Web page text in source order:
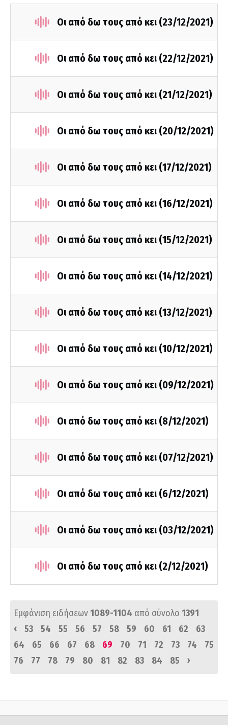
Οι από δω τους από κει (23/12/2021)
Οι από δω τους από κει (22/12/2021)
Οι από δω τους από κει (21/12/2021)
Οι από δω τους από κει (20/12/2021)
Οι από δω τους από κει (17/12/2021)
Οι από δω τους από κει (16/12/2021)
Οι από δω τους από κει (15/12/2021)
Οι από δω τους από κει (14/12/2021)
Οι από δω τους από κει (13/12/2021)
Οι από δω τους από κει (10/12/2021)
Οι από δω τους από κει (09/12/2021)
Οι από δω τους από κει (8/12/2021)
Οι από δω τους από κει (07/12/2021)
Οι από δω τους από κει (6/12/2021)
Οι από δω τους από κει (03/12/2021)
Οι από δω τους από κει (2/12/2021)
Εμφάνιση ειδήσεων1089-1104 από σύνολο 1391
‹
53 54 55 56 57 58 59 60 61 62
63
64
65 66 67 68 69 70 71 72 73 74
75
76
77 78 79 80 81 82 83 84 85 ›